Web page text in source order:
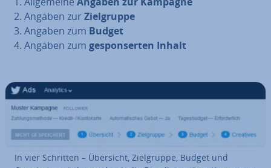
Angaben zur Ziel­grup­pe
Angaben zum Budget
Angaben zum ge­spon­ser­ten Inhalt
In vier Schritten – Übersicht, Ziel­grup­pe, Budget und